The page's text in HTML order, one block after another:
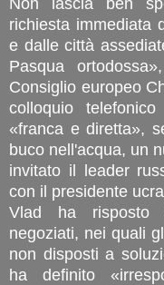
richiesta immediata
e dalle città
Pasqua
Consiglio europeo
colloquio
«franca e diretta»,
buco nell'acqua, un
invitato il leader
con il presidente
Vlad ha risposto
negoziati, nei quali
non disposti a
ha definito